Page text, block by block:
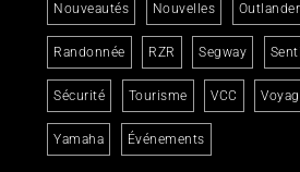
Nouveautés Nouvelles Outlander
Randonnée RZR Segway
Sécurité Tourisme VCC
Yamaha Événements